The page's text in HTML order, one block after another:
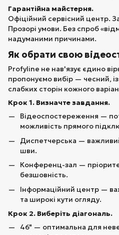
Гарантійна майстерня.
Офіційний сервісний центр.
Прозорі умови. Без спроб
надуманими причинами.
Як обрати свою
Profyline не нав'язує єдино
пропонуємо вибір — чесний,
слабких сторін кожного
Крок 1. Визначте завдання.
Відеоспостереження —
можливість прямого
Диспетчерська —
шви.
Конференц-зал —
безшовність.
Інформаційний центр —
та широкі кути огляду.
Крок 2. Виберіть діагональ.
46" — оптимальна для